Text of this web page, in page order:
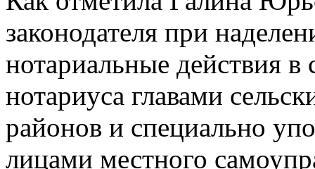
законодателя при
нотариальные действия в
нотариуса главами
районов и специально
лицами местного